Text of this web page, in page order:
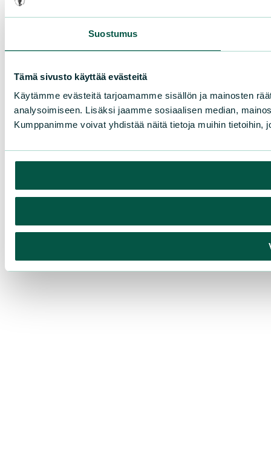
Suostumus
Tämä sivusto käyttää evästeitä
Käytämme evästeitä tarjoamamme sisällön ja mainosten
analysoimiseen. Lisäksi jaamme sosiaalisen median,
Kumppanimme voivat yhdistää näitä tietoja muihin tietoihin,